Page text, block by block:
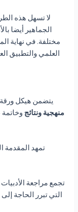
لا تسهل هذه
الجماهير أيضا
مختلفة. في نهاية
العلمي والتطبيق
يتضمن هيكل ورقة
منهجية ونتائج
تمهد المقدمة
تجمع مراجعة
التي تبرر الحاجة إلى